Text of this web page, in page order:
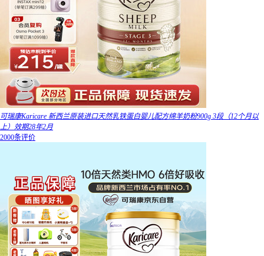
可瑞康Karicare 新西兰原装进口天然乳铁蛋白婴儿配方绵羊奶粉900g 3段（12个月以
上）效期28年2月
2000条评价